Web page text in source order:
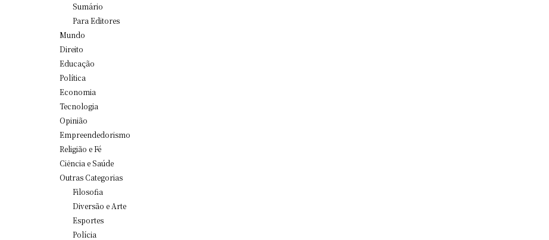
Sumário
Para Editores
Mundo
Direito
Educação
Política
Economia
Tecnologia
Opinião
Empreendedorismo
Religião e Fé
Ciência e Saúde
Outras Categorias
Filosofia
Diversão e Arte
Esportes
Polícia